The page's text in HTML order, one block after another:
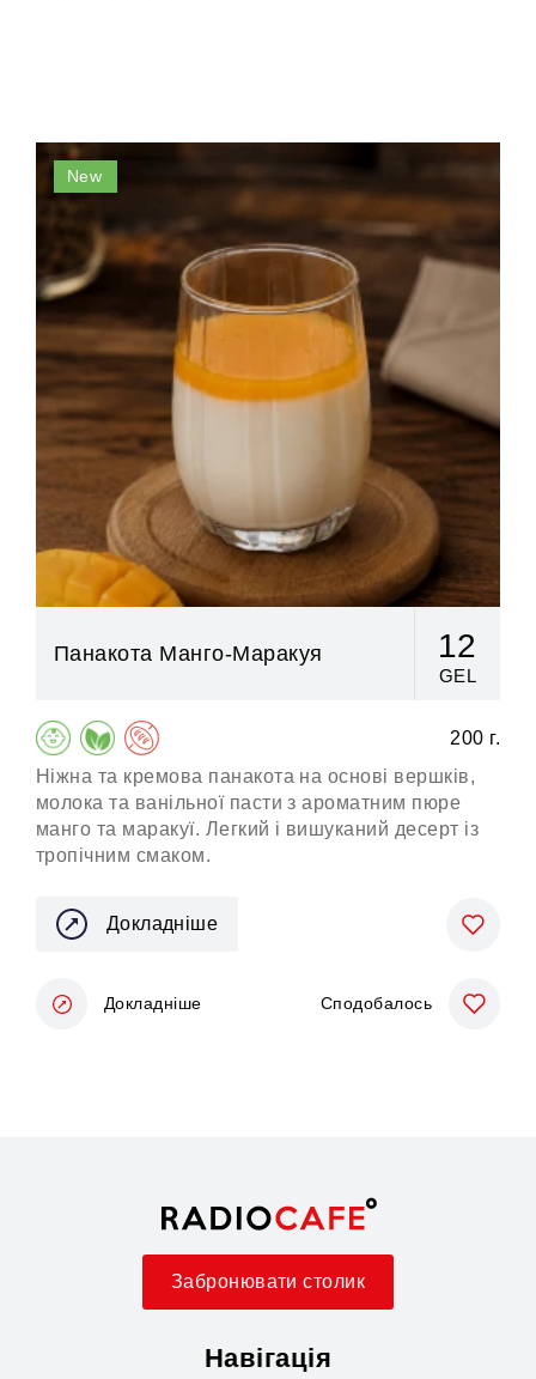
New
Панакота Манго-Маракуя 12
GEL
200 г.
Ніжна та кремова панакота на основі вершків,
молока та ванільної пасти з ароматним пюре
манго та маракуї. Легкий і вишуканий десерт із
тропічним смаком.
Докладніше
Докладніше Сподобалось
Забронювати столик
Навігація